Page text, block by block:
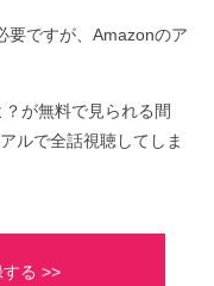
要ですが、Amazonのア
が無料で見られる間
ルで全話視聴してしま
る >>